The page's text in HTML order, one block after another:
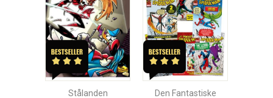
Stålanden
Den Fantastiske